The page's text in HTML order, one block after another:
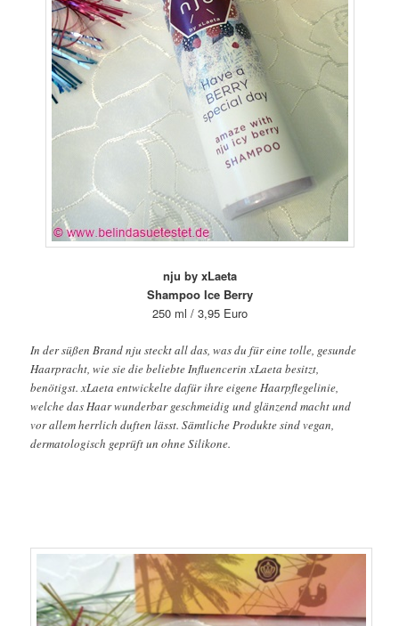
nju by xLaeta
Shampoo Ice Berry
250 ml / 3,95 Euro
In der süßen Brand nju steckt all das, was du für eine tolle, gesunde
Haarpracht, wie sie die beliebte Influencerin xLaeta besitzt,
benötigst. xLaeta entwickelte dafür ihre eigene Haarpflegelinie,
welche das Haar wunderbar geschmeidig und glänzend macht und
vor allem herrlich duften lässt. Sämtliche Produkte sind vegan,
dermatologisch geprüft un ohne Silikone.